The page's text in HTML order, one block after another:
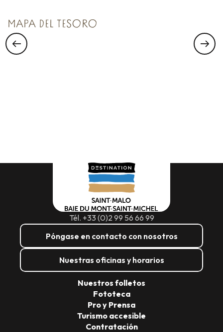
MAPA DEL TESORO
Tél. +33 (0)2 99 56 66 99
Póngase en contacto con nosotros
Nuestras oficinas y horarios
Nuestros folletos
Fototeca
Pro y Prensa
Turismo accesible
Contratación